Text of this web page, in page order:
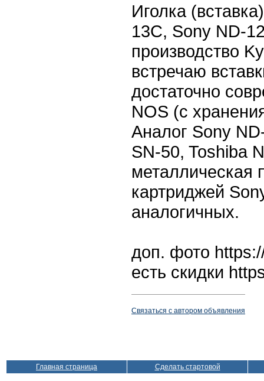
Иголка
13C, Sony ND-
производство
встречаю
достаточно
NOS (с
Аналог Sony
SN-50, Toshiba
металлическая
картриджей
аналогичных.
доп. фото
есть скидки
Связаться с автором объявления
Главная страница Сделать стартовой